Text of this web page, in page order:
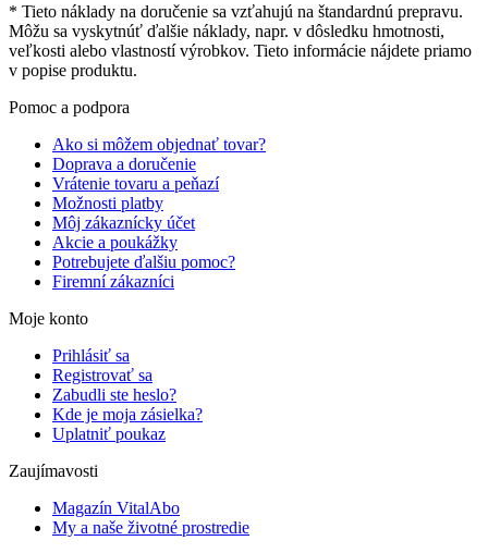
* Tieto náklady na doručenie sa vzťahujú na štandardnú prepravu.
Môžu sa vyskytnúť ďalšie náklady, napr. v dôsledku hmotnosti,
veľkosti alebo vlastností výrobkov. Tieto informácie nájdete priamo
v popise produktu.
Pomoc a podpora
Ako si môžem objednať tovar?
Doprava a doručenie
Vrátenie tovaru a peňazí
Možnosti platby
Môj zákaznícky účet
Akcie a poukážky
Potrebujete ďalšiu pomoc?
Firemní zákazníci
Moje konto
Prihlásiť sa
Registrovať sa
Zabudli ste heslo?
Kde je moja zásielka?
Uplatniť poukaz
Zaujímavosti
Magazín VitalAbo
My a naše životné prostredie